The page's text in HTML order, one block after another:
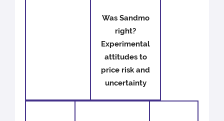
Was Sandmo
right?
Experimental
attitudes to
price risk and
uncertainty